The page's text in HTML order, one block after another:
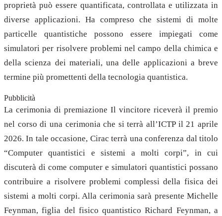
proprietà può essere quantificata, controllata e utilizzata in
diverse applicazioni. Ha compreso che sistemi di molte
particelle quantistiche possono essere impiegati come
simulatori per risolvere problemi nel campo della chimica e
della scienza dei materiali, una delle applicazioni a breve
termine più promettenti della tecnologia quantistica.
Pubblicità
La cerimonia di premiazione Il vincitore riceverà il premio
nel corso di una cerimonia che si terrà all’ICTP il 21 aprile
2026. In tale occasione, Cirac terrà una conferenza dal titolo
“Computer quantistici e sistemi a molti corpi”, in cui
discuterà di come computer e simulatori quantistici possano
contribuire a risolvere problemi complessi della fisica dei
sistemi a molti corpi. Alla cerimonia sarà presente Michelle
Feynman, figlia del fisico quantistico Richard Feynman, a